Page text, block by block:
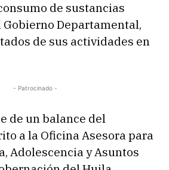
de sustancias
Departamental,
de sus actividades en
- Patrocinado -
de un balance del
a la Oficina Asesora para
Adolescencia y Asuntos